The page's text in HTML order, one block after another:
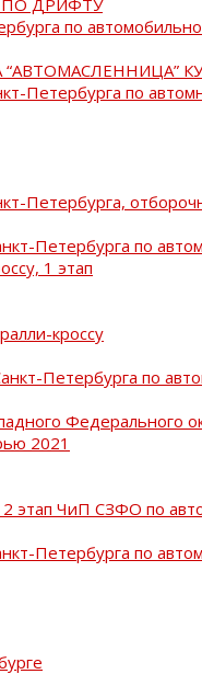
по
Петербурга по
Петербурга,
Петербурга по
1 этап
кроссу
Петербурга по
Федерального
2021
этап ЧиП СЗФО по
Петербурга по